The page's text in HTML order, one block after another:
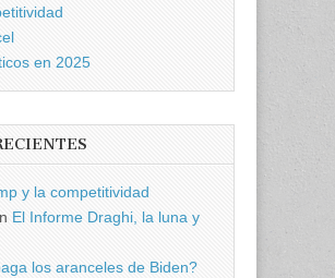
en 2025
y la competitividad
El Informe Draghi, la luna y
los aranceles de Biden?